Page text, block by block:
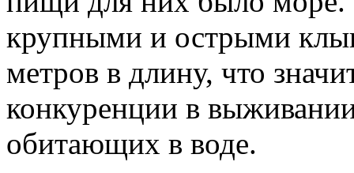
крупными и острыми
метров в длину, что
конкуренции в
обитающих в воде.